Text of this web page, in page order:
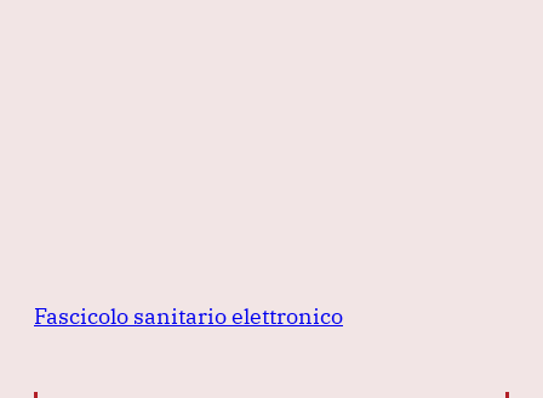
Fascicolo sanitario elettronico